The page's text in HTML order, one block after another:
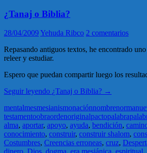
¿Tanaj o Biblia?
28/04/2009Yehuda Ribco 2 comentarios
Repasando antiguos textos, he encontrado
releer y estudiar.
Espero que puedan compartir luego los
Seguir leyendo ¿Tanaj o Biblia? →
mentalmesmesianismonaciónnombrenorma
testamentoobraordenoriginalpactopalabra
alma, aportar, apoyo, ayuda, bendición,
conocimiento, construir, construir shalom,
Costumbres, Creencias erroneas, cruz,
dinero, Dios, dogma, era mesiánica, espiritual,